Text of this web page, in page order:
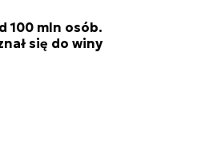
100 mln osób.
się do winy